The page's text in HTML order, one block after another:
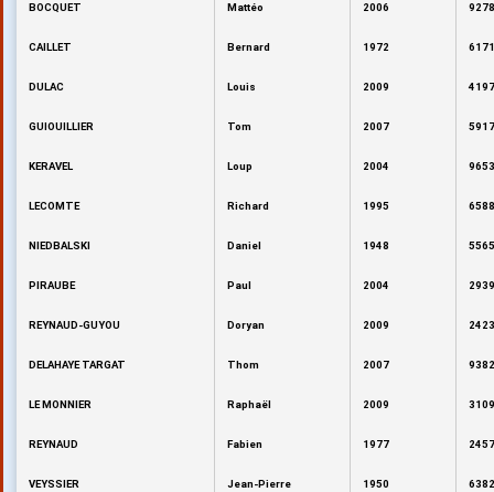
BOCQUET Mattéo 2006
CAILLET Bernard 1972
DULAC Louis 2009
GUIOUILLIER Tom 2007
KERAVEL Loup 2004
LECOMTE Richard 1995
NIEDBALSKI Daniel 1948
PIRAUBE Paul 2004
REYNAUD-GUYOU Doryan 2009
DELAHAYE TARGAT Thom 2007
LE MONNIER Raphaël 2009
REYNAUD Fabien 1977
VEYSSIER Jean-Pierre 1950